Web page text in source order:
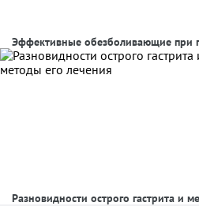
Эффективные обезболивающие при
Разновидности острого гастрита и